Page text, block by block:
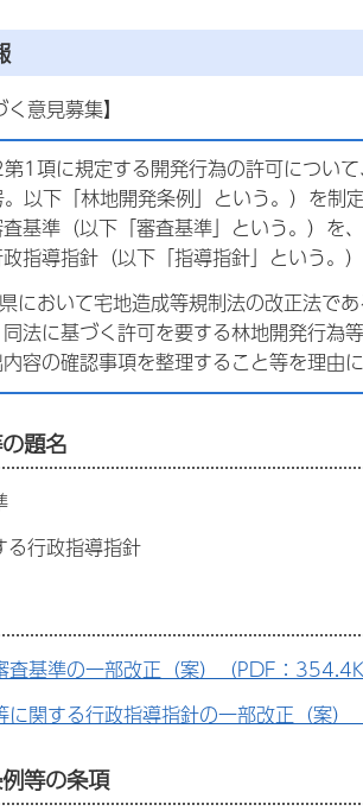
意見募集】
1項に規定する開発行為の許可につい
以下「林地開発条例」という。）を制
基準（以下「審査基準」という。）
指導指針（以下「指導指針」という。
において宅地造成等規制法の改正法で
法に基づく許可を要する林地開発行
容の確認事項を整理すること等を理由
題名
る行政指導指針
基準の一部改正（案）（PDF：
関する行政指導指針の一部改正（案）
等の条項